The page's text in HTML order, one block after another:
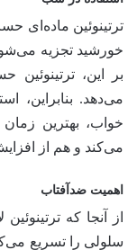
ترتینوئین ماده‌ای
خورشید تجزیه
بر این،
می‌دهد. بنابراین،
خواب، بهترین
می‌کند و هم از
اهمیت ضدآفتاب
از آنجا که
سلولی را تسریع